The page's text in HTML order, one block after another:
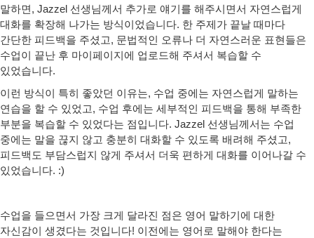
말하면, Jazzel 선생님께서 추가로 얘기를 해주시면서 자연스럽게
대화를 확장해 나가는 방식이었습니다. 한 주제가 끝날 때마다
간단한 피드백을 주셨고, 문법적인 오류나 더 자연스러운 표현들은
수업이 끝난 후 마이페이지에 업로드해 주셔서 복습할 수
있었습니다.
이런 방식이 특히 좋았던 이유는, 수업 중에는 자연스럽게 말하는
연습을 할 수 있었고, 수업 후에는 세부적인 피드백을 통해 부족한
부분을 복습할 수 있었다는 점입니다. Jazzel 선생님께서는 수업
중에는 말을 끊지 않고 충분히 대화할 수 있도록 배려해 주셨고,
피드백도 부담스럽지 않게 주셔서 더욱 편하게 대화를 이어나갈 수
있었습니다. :)
수업을 들으면서 가장 크게 달라진 점은 영어 말하기에 대한
자신감이 생겼다는 것입니다! 이전에는 영어로 말해야 한다는